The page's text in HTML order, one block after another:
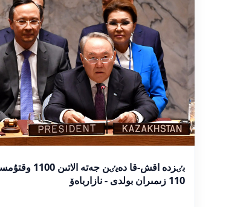
بٸزدە اقش-قا دەيٸن جەتە
110 زىمىران بولدى - نازارباەۆ